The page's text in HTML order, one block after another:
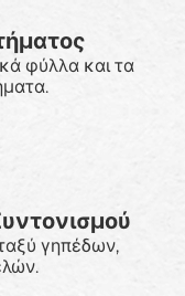
φύλλα και τα
γηπέδων,